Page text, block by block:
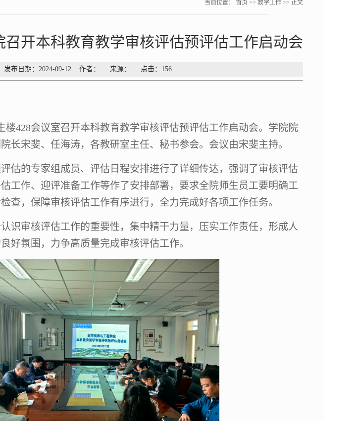
当前位置： 首页 >> 教学工作 >> 正文
召开本科教育教学审核评估预评估工作启动会
发布日期：2024-09-12 作者： 来源： 点击： 156
楼428会议室召开本科教育教学审核评估预评估工作启动会。学院院
长宋斐、任海涛，各教研室主任、秘书参会。会议由宋斐主持。
估的专家组成员、评估日程安排进行了详细传达，强调了审核评估
工作、迎评准备工作等作了安排部署，要求全院师生员工要明确工
查，保障审核评估工作有序进行，全力完成好各项工作任务。
识审核评估工作的重要性，集中精干力量，压实工作责任，形成人
好氛围，力争高质量完成审核评估工作。